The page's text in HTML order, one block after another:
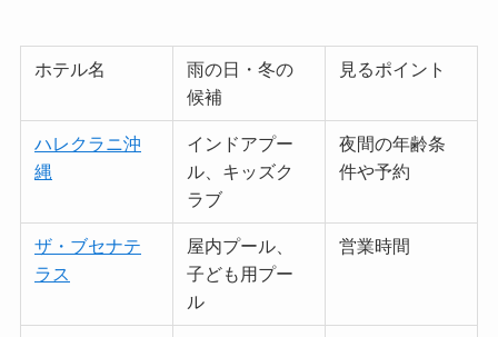
ホテル名
雨の日・冬の
候補
見るポイント
ハレクラニ沖
縄
インドアプー
ル、キッズク
ラブ
夜間の年齢条
件や予約
ザ・ブセナテ
ラス
屋内プール、
子ども用プー
ル
営業時間